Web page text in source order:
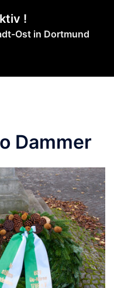
!
Ost in Dortmund
Dammer